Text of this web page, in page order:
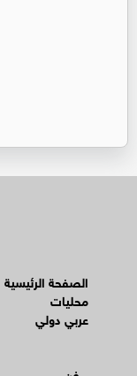
الصفحة الرئيسية
محليات
عربي دولي